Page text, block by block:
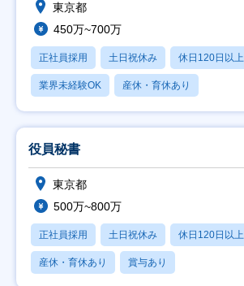
東京都
450万~700万
正社員採用 土日祝休み 休日120日以上
業界未経験OK 産休・育休あり
役員秘書
東京都
500万~800万
正社員採用 土日祝休み 休日120日以上
産休・育休あり 賞与あり